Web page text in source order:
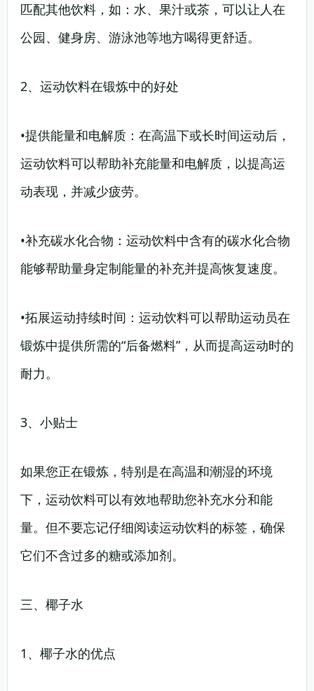
匹配其他饮料，如：水、果汁或茶，可以让人在
公园、健身房、游泳池等地方喝得更舒适。
2、运动饮料在锻炼中的好处
•提供能量和电解质：在高温下或长时间运动后，
运动饮料可以帮助补充能量和电解质，以提高运
动表现，并减少疲劳。
•补充碳水化合物：运动饮料中含有的碳水化合物
能够帮助量身定制能量的补充并提高恢复速度。
•拓展运动持续时间：运动饮料可以帮助运动员在
锻炼中提供所需的“后备燃料”，从而提高运动时的
耐力。
3、小贴士
如果您正在锻炼，特别是在高温和潮湿的环境
下，运动饮料可以有效地帮助您补充水分和能
量。但不要忘记仔细阅读运动饮料的标签，确保
它们不含过多的糖或添加剂。
三、椰子水
1、椰子水的优点